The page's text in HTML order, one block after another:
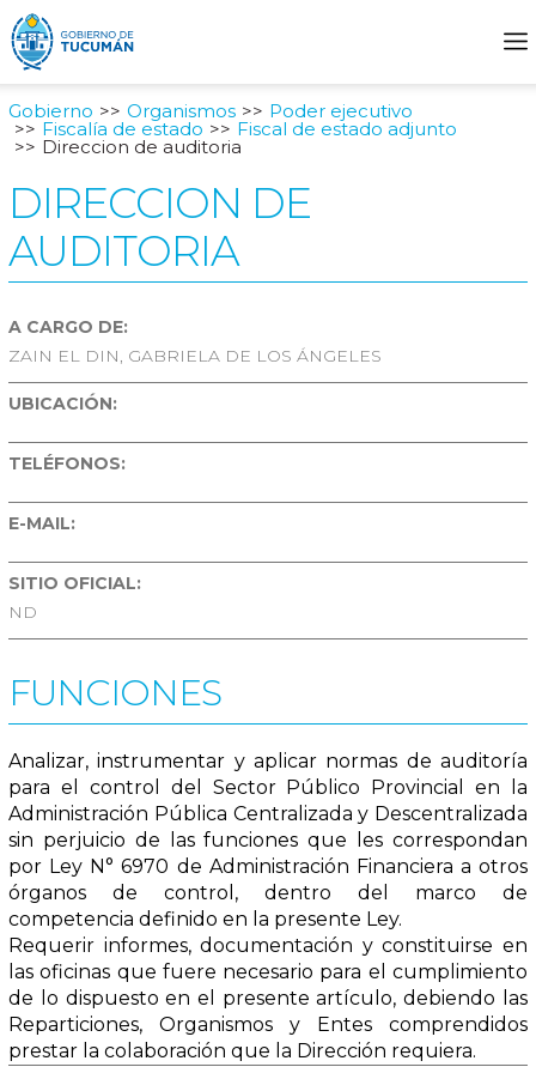
Gobierno Organismos Poder ejecutivo
Fiscalía de estado Fiscal de estado adjunto
Direccion de auditoria
DIRECCION DE
AUDITORIA
A CARGO DE:
ZAIN EL DIN, GABRIELA DE LOS ÁNGELES
UBICACIÓN:
TELÉFONOS:
E-MAIL:
SITIO OFICIAL:
ND
FUNCIONES
Analizar, instrumentar y aplicar normas de auditoría
para el control del Sector Público Provincial en la
Administración Pública Centralizada y Descentralizada
sin perjuicio de las funciones que les correspondan
por Ley N° 6970 de Administración Financiera a otros
órganos de control, dentro del marco de
competencia definido en la presente Ley.
Requerir informes, documentación y constituirse en
las oficinas que fuere necesario para el cumplimiento
de lo dispuesto en el presente artículo, debiendo las
Reparticiones, Organismos y Entes comprendidos
prestar la colaboración que la Dirección requiera.